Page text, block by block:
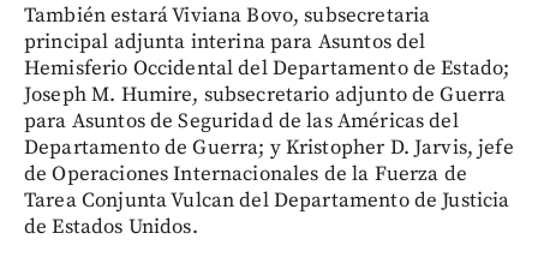
También estará Viviana Bovo, subsecretaria
principal adjunta interina para Asuntos del
Hemisferio Occidental del Departamento de Estado;
Joseph M. Humire, subsecretario adjunto de Guerra
para Asuntos de Seguridad de las Américas del
Departamento de Guerra; y Kristopher D. Jarvis, jefe
de Operaciones Internacionales de la Fuerza de
Tarea Conjunta Vulcan del Departamento de Justicia
de Estados Unidos.